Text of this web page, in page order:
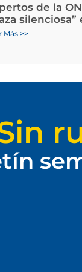
de la
silenciosa”
Más >>